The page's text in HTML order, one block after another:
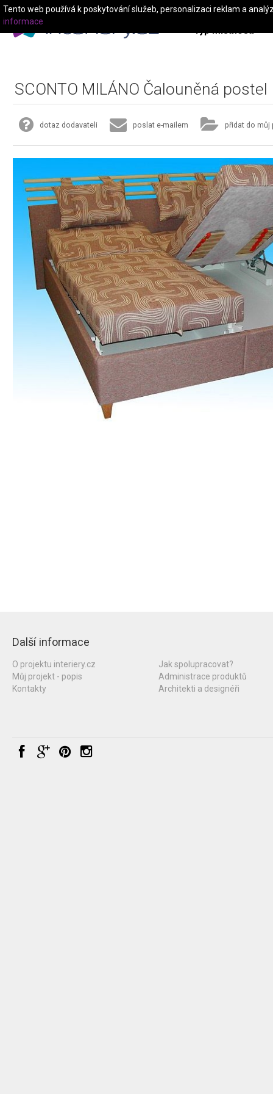
Typ místnosti
SCONTO MILÁNO Čalouněná postel
dotaz dodavateli poslat e-mailem přidat do můj
Další informace
O projektu interiery.cz
Můj projekt - popis
Kontakty
Jak spolupracovat?
Administrace produktů
Architekti a designéři
Tento web používá k poskytování služeb, personalizaci reklam a
informace